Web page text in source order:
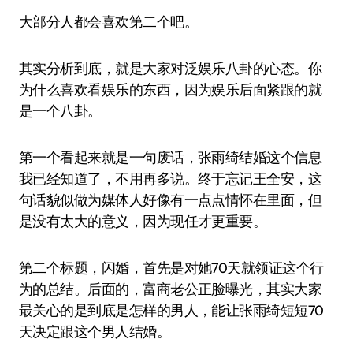
大部分人都会喜欢第二个吧。
其实分析到底，就是大家对泛娱乐八卦的心态。你
为什么喜欢看娱乐的东西，因为娱乐后面紧跟的就
是一个八卦。
第一个看起来就是一句废话，张雨绮结婚这个信息
我已经知道了，不用再多说。终于忘记王全安，这
句话貌似做为媒体人好像有一点点情怀在里面，但
是没有太大的意义，因为现任才更重要。
第二个标题，闪婚，首先是对她70天就领证这个行
为的总结。后面的，富商老公正脸曝光，其实大家
最关心的是到底是怎样的男人，能让张雨绮短短70
天决定跟这个男人结婚。